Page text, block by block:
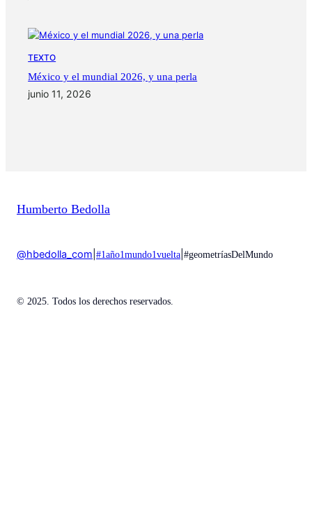
TEXTO
México y el mundial 2026, y una perla
junio 11, 2026
Humberto Bedolla
@hbedolla_com #1año1mundo1vuelta #geometríasDelMundo
© 2025. Todos los derechos reservados.